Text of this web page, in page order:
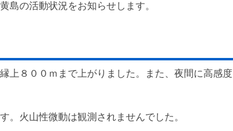
の活動状況をお知らせします。
上８００ｍまで上がりました。また、夜間に高感度
火山性微動は観測されませんでした。